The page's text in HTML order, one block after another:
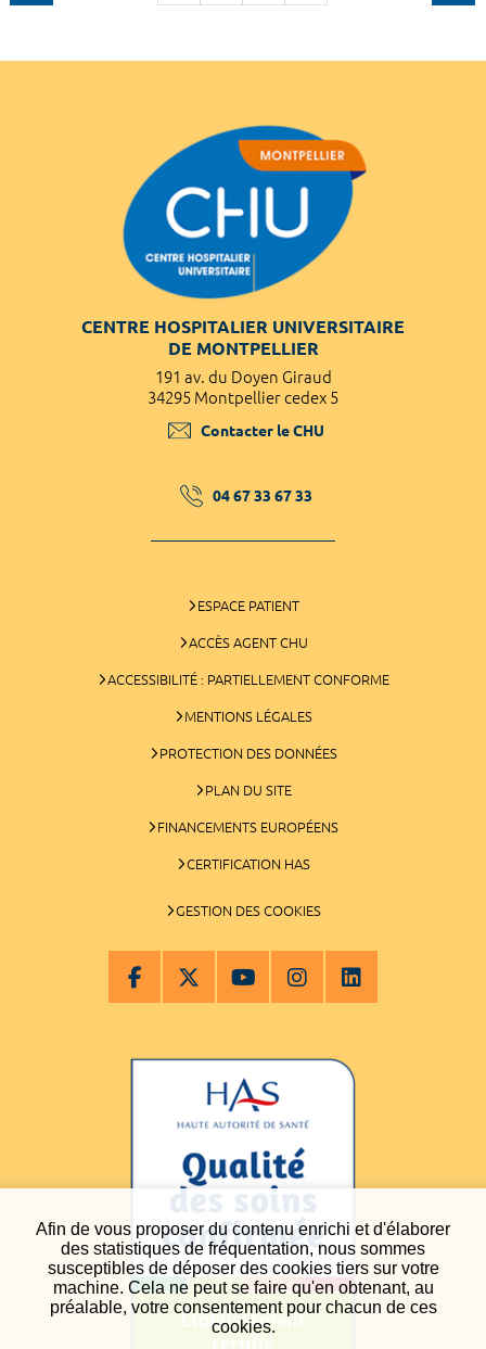
Afin de vous proposer du contenu enrichi et d'élaborer
des statistiques de fréquentation, nous sommes
susceptibles de déposer des cookies tiers sur votre
machine. Cela ne peut se faire qu'en obtenant, au
préalable, votre consentement pour chacun de ces
cookies.
CENTRE HOSPITALIER UNIVERSITAIRE
DE MONTPELLIER
191 av. du Doyen Giraud
34295 Montpellier cedex 5
Contacter le CHU
04 67 33 67 33
ESPACE PATIENT
ACCÈS AGENT CHU
ACCESSIBILITÉ : PARTIELLEMENT CONFORME
MENTIONS LÉGALES
PROTECTION DES DONNÉES
PLAN DU SITE
FINANCEMENTS EUROPÉENS
CERTIFICATION HAS
GESTION DES COOKIES